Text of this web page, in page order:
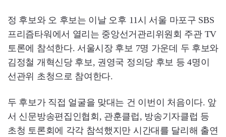
정 후보와 오 후보는 이날 오후 11시 서울 마포구 SBS
프리즘타워에서 열리는 중앙선거관리위원회 주관 TV
토론에 참석한다. 서울시장 후보 7명 가운데 두 후보와
김정철 개혁신당 후보, 권영국 정의당 후보 등 4명이
선관위 초청으로 참여한다.
두 후보가 직접 얼굴을 맞대는 건 이번이 처음이다. 앞
서 신문방송편집인협회, 관훈클럽, 방송기자클럽 등
초청 토론회에 각각 참석했지만 시간대를 달리해 출연